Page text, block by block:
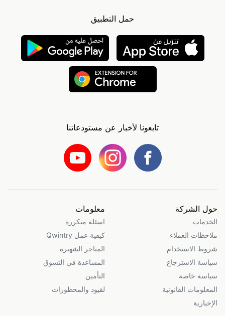
حمل التطبيق
تابعونا لأخبار عن مستودعاتنا
حول الشركة
الخدمات
ملاحظات العملاء
شروط الاستخدام
سياسة الاسترجاع
سياسة خاصة
المعلومات القانونية
الإخبارية
معلومات
اسئلة متكررة
كيفية عمل Qwintry
المتاجر الشهيرة
المساعدة في التسوق
التأمين
لقيود والمحظورات